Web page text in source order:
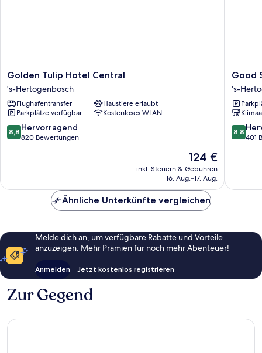
Golden
Tulip
Hotel
Central
's-
Hertogenbosch
Golden Tulip Hotel Central
's-Hertogenbosch
Flughafentransfer
Haustiere erlaubt
Parkplätze verfügbar
Kostenloses WLAN
8.8
von
8,8 Hervorragend
820 Bewertungen
Der
Preis
beträgt
124 €
inkl. Steuern & Gebühren
16. Aug.–17. Aug.
Good
Seasons
City
Centre
hotel
Den
Bosch
Good
's-
8.8
von
8,8
401
Ähnliche Unterkünfte vergleichen
Melde dich an, um verfügbare Rabatte und Vorteile
anzuzeigen. Mehr Prämien für noch mehr Abenteuer!
Anmelden Jetzt kostenlos registrieren
Zur Gegend